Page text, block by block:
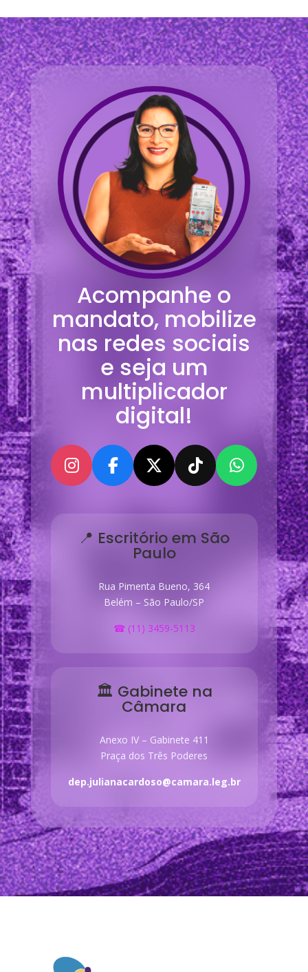
Acompanhe o
mandato, mobilize
nas redes sociais
e seja um
multiplicador
digital!
📍 Escritório em São
Paulo
Rua Pimenta Bueno, 364
Belém – São Paulo/SP
☎ (11) 3459-5113
🏛 Gabinete na
Câmara
Anexo IV – Gabinete 411
Praça dos Três Poderes
dep.julianacardoso@camara.leg.br